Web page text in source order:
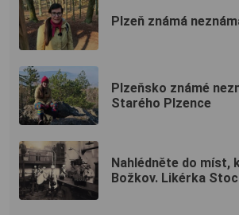
Plzeň známá
Plzeňsko známé
Starého Plzence
Nahlédněte do míst,
Božkov. Likérka